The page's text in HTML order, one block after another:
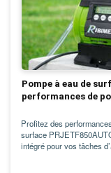
Pompe à eau de
performances de
Profitez des
surface
intégré pour vos tâches